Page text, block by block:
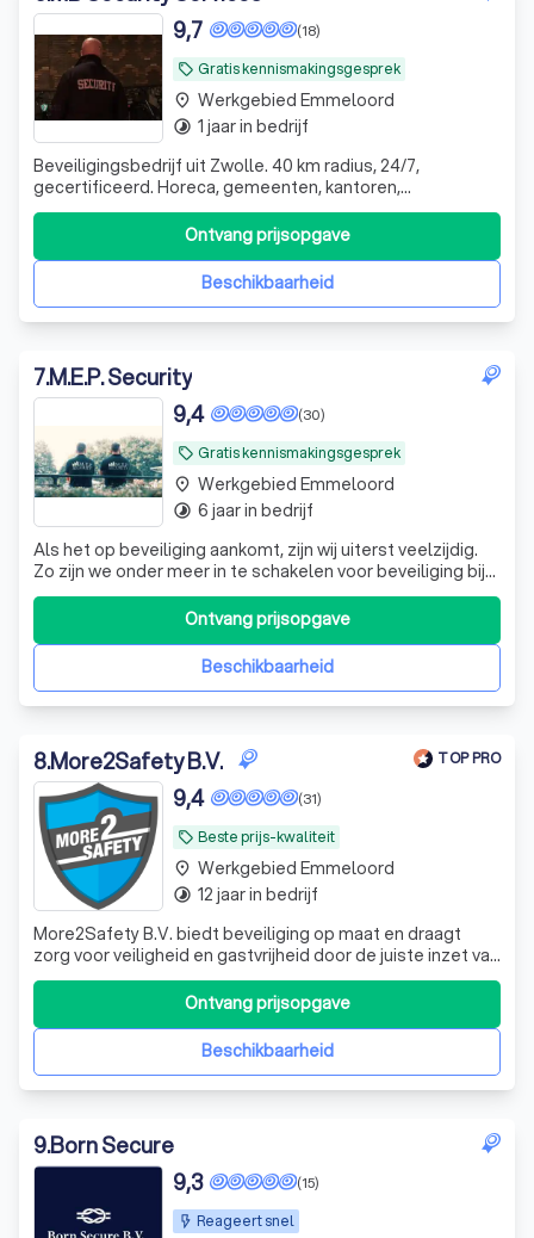
local_offer Gratis kennismakingsgesprek
(18)
9,7
Beveiligingsbedrijf uit Zwolle. 40 km radius, 24/7,
gecertificeerd. Horeca, gemeenten, kantoren,
opvangcentra, logistiek. Klanten blijven jarenlang. Je belt
een eigenaar, geen callcenter. Dat merk je.
Beschikbaarheid
Ontvang prijsopgave
place Werkgebied Emmeloord
timelapse 1 jaar in bedrijf
7.M.E.P. Security
local_offer Gratis kennismakingsgesprek
(30)
9,4
Als het op beveiliging aankomt, zijn wij uiterst veelzijdig.
Zo zijn we onder meer in te schakelen voor beveiliging bij
evenementen, horeca, voetbal en crisis ondersteuning.
Service gericht en veilig.
Beschikbaarheid
Ontvang prijsopgave
place Werkgebied Emmeloord
timelapse 6 jaar in bedrijf
8.More2Safety B.V. TOP PRO
local_offer Beste prijs-kwaliteit
(31)
9,4
More2Safety B.V. biedt beveiliging op maat en draagt
zorg voor veiligheid en gastvrijheid door de juiste inzet van
mens, kennis & techniek. Tevredenheid is onze plicht, uw
Beschikbaarheid
Ontvang prijsopgave
place Werkgebied Emmeloord
timelapse 12 jaar in bedrijf
9.Born Secure
Reageert snel
(15)
9,3